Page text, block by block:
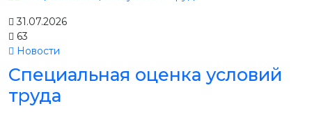
31.07.2026
63
Новости
Специальная оценка условий
труда